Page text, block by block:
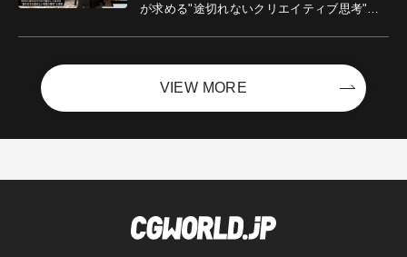
が求める"途切れないクリエイティブ思考"｜
VIEW MORE